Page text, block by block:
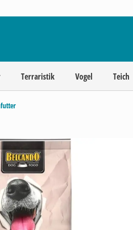
Terraristik Vogel Teich